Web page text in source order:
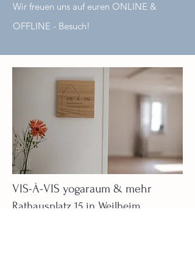
Wir freuen uns auf euren ONLINE &
OFFLINE - Besuch!
VIS-À-VIS yogaraum & mehr
Rathausplatz 15 in Weilheim